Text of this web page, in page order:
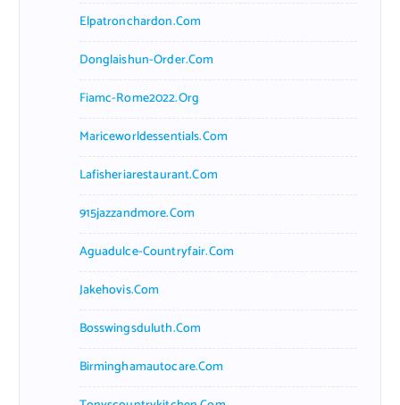
Elpatronchardon.com
Donglaishun-Order.com
Fiamc-Rome2022.org
Mariceworldessentials.com
Lafisheriarestaurant.com
915jazzandmore.com
Aguadulce-Countryfair.com
Jakehovis.com
Bosswingsduluth.com
Birminghamautocare.com